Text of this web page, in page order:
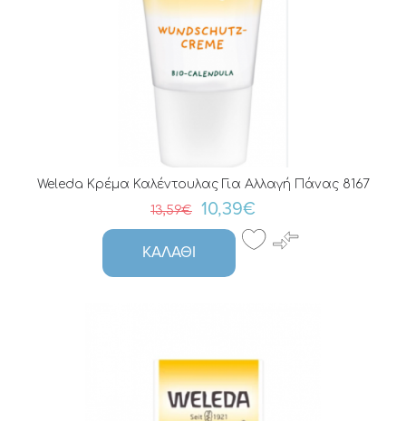
Weleda Κρέμα Καλέντουλας Για Αλλαγή Πάνας 8167
13,59€
10,39€
ΚΑΛΆΘΙ